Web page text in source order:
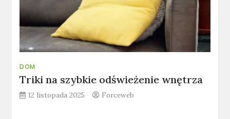
DOM
Triki na szybkie odświeżenie wnętrza
12 listopada 2025 Forceweb